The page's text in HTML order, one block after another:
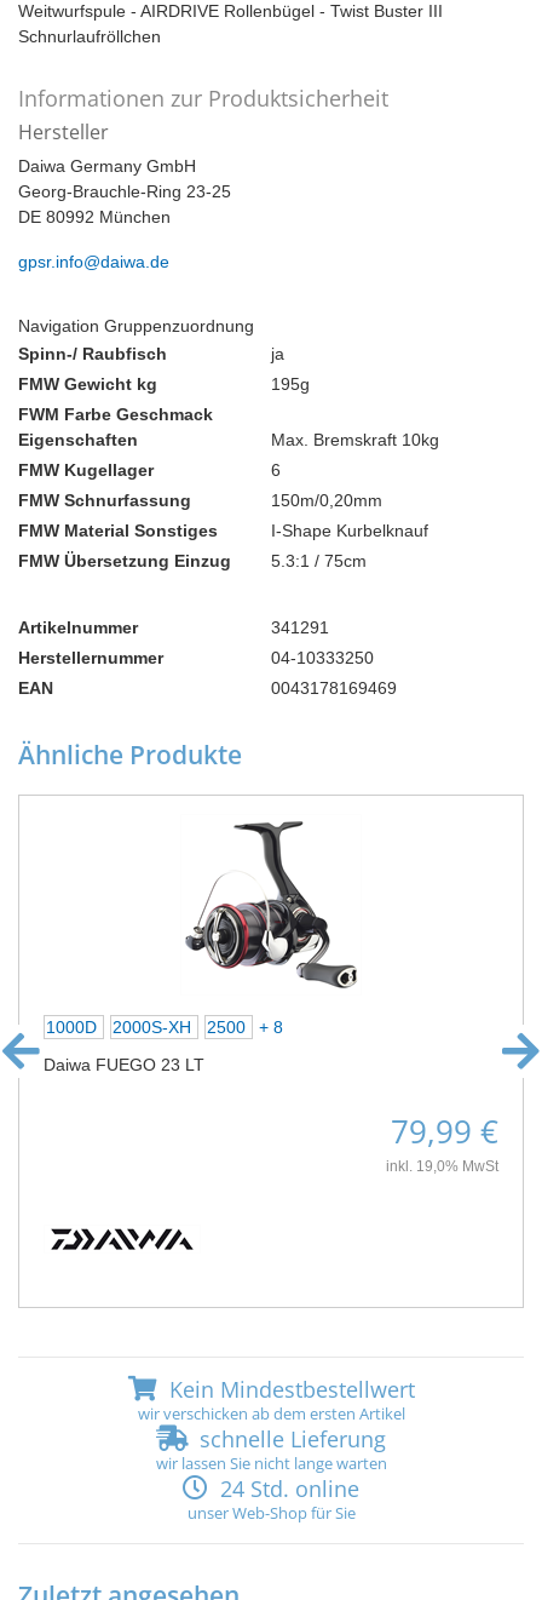
Weitwurfspule - AIRDRIVE Rollenbügel - Twist Buster III
Schnurlaufröllchen
Informationen zur Produktsicherheit
Hersteller
Daiwa Germany GmbH
Georg-Brauchle-Ring 23-25
DE 80992 München
gpsr.info@daiwa.de
Navigation Gruppenzuordnung
Spinn-/ Raubfisch
ja
FMW Gewicht kg
195g
FWM Farbe Geschmack
Eigenschaften
Max. Bremskraft 10kg
FMW Kugellager
6
FMW Schnurfassung
150m/0,20mm
FMW Material Sonstiges
I-Shape Kurbelknauf
FMW Übersetzung Einzug
5.3:1 / 75cm
Artikelnummer
341291
Herstellernummer
04-10333250
EAN
0043178169469
Ähnliche Produkte
1000D 2000S-XH 2500
+ 8
Daiwa FUEGO 23 LT
79,99 €
inkl. 19,0% MwSt
Kein Mindestbestellwert
wir verschicken ab dem ersten Artikel
schnelle Lieferung
wir lassen Sie nicht lange warten
24 Std. online
unser Web-Shop für Sie